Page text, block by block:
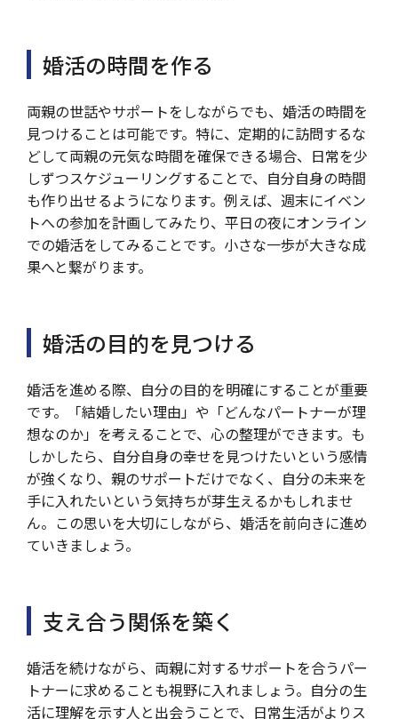
婚活の時間を作る
両親の世話やサポートをしながらでも、婚活の時間を
見つけることは可能です。特に、定期的に訪問するな
どして両親の元気な時間を確保できる場合、日常を少
しずつスケジューリングすることで、自分自身の時間
も作り出せるようになります。例えば、週末にイベン
トへの参加を計画してみたり、平日の夜にオンライン
での婚活をしてみることです。小さな一歩が大きな成
果へと繋がります。
婚活の目的を見つける
婚活を進める際、自分の目的を明確にすることが重要
です。「結婚したい理由」や「どんなパートナーが理
想なのか」を考えることで、心の整理ができます。も
しかしたら、自分自身の幸せを見つけたいという感情
が強くなり、親のサポートだけでなく、自分の未来を
手に入れたいという気持ちが芽生えるかもしれませ
ん。この思いを大切にしながら、婚活を前向きに進め
ていきましょう。
支え合う関係を築く
婚活を続けながら、両親に対するサポートを合うパー
トナーに求めることも視野に入れましょう。自分の生
活に理解を示す人と出会うことで、日常生活がよりス